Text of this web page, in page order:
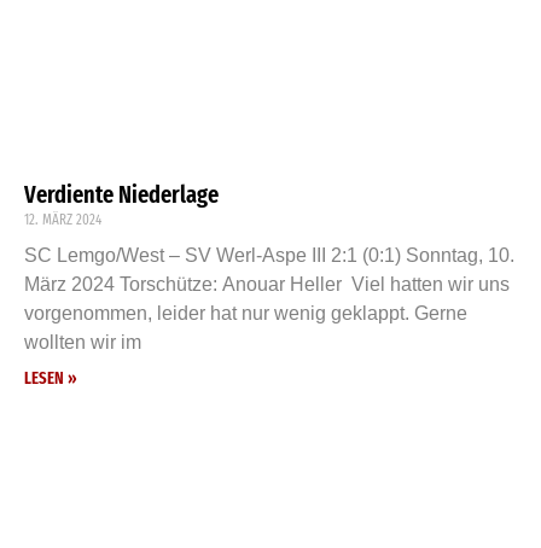
Verdiente Niederlage
12. MÄRZ 2024
SC Lemgo/West – SV Werl-Aspe III 2:1 (0:1) Sonntag, 10.
März 2024 Torschütze: Anouar Heller Viel hatten wir uns
vorgenommen, leider hat nur wenig geklappt. Gerne
wollten wir im
LESEN »